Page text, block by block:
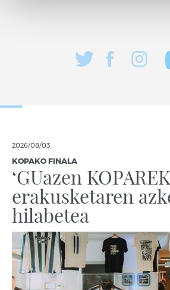
2026/08/03
KOPAKO FINALA
‘GUazen
erakusketaren
hilabetea